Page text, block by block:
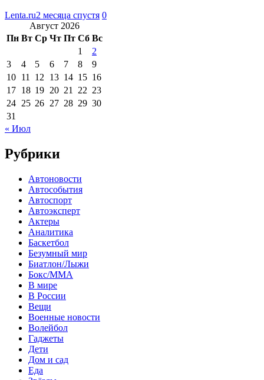
Lenta.ru2 месяца спустя 0
Август 2026
Пн Вт Ср Чт Пт Сб Вс
1
2
3
4 5 6 7 8
9
10 11 12 13 14 15 16
17 18 19 20 21 22 23
24 25 26 27 28 29 30
31
« Июл
Рубрики
Автоновости
Автособытия
Автоспорт
Автоэксперт
Актеры
Аналитика
Баскетбол
Безумный мир
Биатлон/Лыжи
Бокс/MMA
В мире
В России
Вещи
Военные новости
Волейбол
Гаджеты
Дети
Дом и сад
Еда